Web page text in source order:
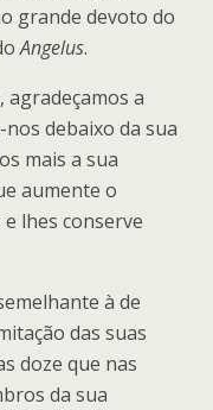
grande devoto do
Angelus.
a
debaixo da sua
mais a sua
aumente o
lhes conserve
à de
das suas
doze que nas
da sua